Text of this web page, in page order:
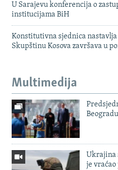
U Sarajevu konferencija o
institucijama BiH
Konstitutivna sjednica
Skupštinu Kosova završava u
Multimedija
Beogradu
Ukrajina
je